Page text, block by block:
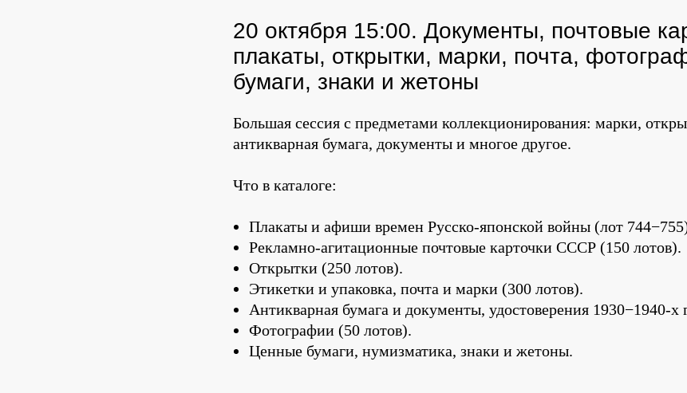
20 октября 15:00. Документы, почтовые
плакаты, открытки, марки, почта,
бумаги, знаки и жетоны
Большая сессия с предметами коллекционирования: марки,
антикварная бумага, документы и многое другое.
Что в каталоге:
Плакаты и афиши времен Русско-японской войны (лот
Рекламно-агитационные почтовые карточки СССР (150 лотов).
Открытки (250 лотов).
Этикетки и упаковка, почта и марки (300 лотов).
Антикварная бумага и документы, удостоверения 1930−1940-х
Фотографии (50 лотов).
Ценные бумаги, нумизматика, знаки и жетоны.